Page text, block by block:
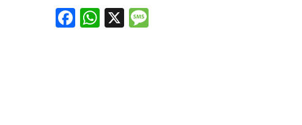
Facebook
WhatsApp
X